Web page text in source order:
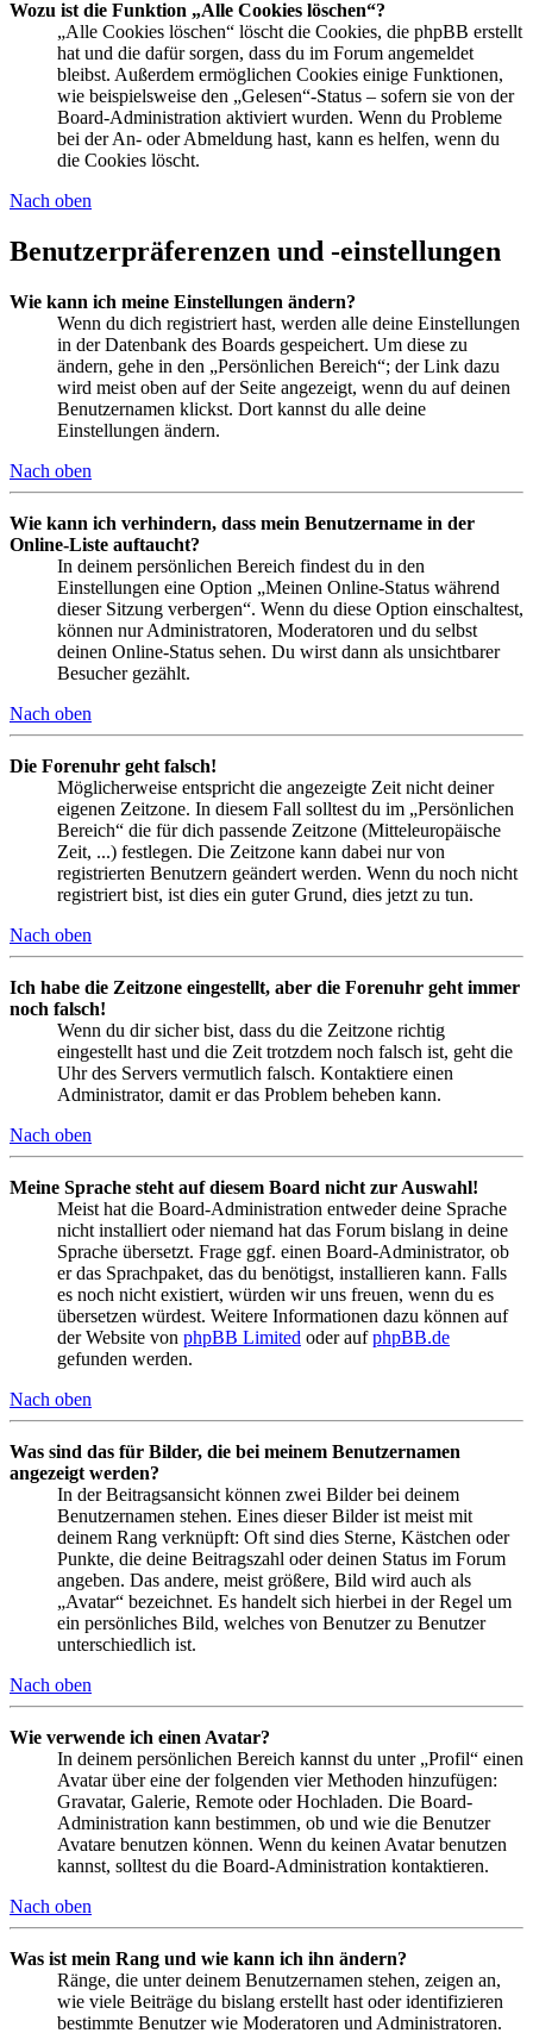
Wozu ist die Funktion „Alle Cookies löschen“?
„Alle Cookies löschen“ löscht die Cookies, die phpBB erstellt
hat und die dafür sorgen, dass du im Forum angemeldet
bleibst. Außerdem ermöglichen Cookies einige Funktionen,
wie beispielsweise den „Gelesen“-Status – sofern sie von der
Board-Administration aktiviert wurden. Wenn du Probleme
bei der An- oder Abmeldung hast, kann es helfen, wenn du
die Cookies löscht.
Nach oben
Benutzerpräferenzen und -einstellungen
Wie kann ich meine Einstellungen ändern?
Wenn du dich registriert hast, werden alle deine Einstellungen
in der Datenbank des Boards gespeichert. Um diese zu
ändern, gehe in den „Persönlichen Bereich“; der Link dazu
wird meist oben auf der Seite angezeigt, wenn du auf deinen
Benutzernamen klickst. Dort kannst du alle deine
Einstellungen ändern.
Nach oben
Wie kann ich verhindern, dass mein Benutzername in der
Online-Liste auftaucht?
In deinem persönlichen Bereich findest du in den
Einstellungen eine Option „Meinen Online-Status während
dieser Sitzung verbergen“. Wenn du diese Option einschaltest,
können nur Administratoren, Moderatoren und du selbst
deinen Online-Status sehen. Du wirst dann als unsichtbarer
Besucher gezählt.
Nach oben
Die Forenuhr geht falsch!
Möglicherweise entspricht die angezeigte Zeit nicht deiner
eigenen Zeitzone. In diesem Fall solltest du im „Persönlichen
Bereich“ die für dich passende Zeitzone (Mitteleuropäische
Zeit, ...) festlegen. Die Zeitzone kann dabei nur von
registrierten Benutzern geändert werden. Wenn du noch nicht
registriert bist, ist dies ein guter Grund, dies jetzt zu tun.
Nach oben
Ich habe die Zeitzone eingestellt, aber die Forenuhr geht immer
noch falsch!
Wenn du dir sicher bist, dass du die Zeitzone richtig
eingestellt hast und die Zeit trotzdem noch falsch ist, geht die
Uhr des Servers vermutlich falsch. Kontaktiere einen
Administrator, damit er das Problem beheben kann.
Nach oben
Meine Sprache steht auf diesem Board nicht zur Auswahl!
Meist hat die Board-Administration entweder deine Sprache
nicht installiert oder niemand hat das Forum bislang in deine
Sprache übersetzt. Frage ggf. einen Board-Administrator, ob
er das Sprachpaket, das du benötigst, installieren kann. Falls
es noch nicht existiert, würden wir uns freuen, wenn du es
übersetzen würdest. Weitere Informationen dazu können auf
der Website von phpBB Limited oder aufphpBB.de
gefunden werden.
Nach oben
Was sind das für Bilder, die bei meinem Benutzernamen
angezeigt werden?
In der Beitragsansicht können zwei Bilder bei deinem
Benutzernamen stehen. Eines dieser Bilder ist meist mit
deinem Rang verknüpft: Oft sind dies Sterne, Kästchen oder
Punkte, die deine Beitragszahl oder deinen Status im Forum
angeben. Das andere, meist größere, Bild wird auch als
„Avatar“ bezeichnet. Es handelt sich hierbei in der Regel um
ein persönliches Bild, welches von Benutzer zu Benutzer
unterschiedlich ist.
Nach oben
Wie verwende ich einen Avatar?
In deinem persönlichen Bereich kannst du unter „Profil“ einen
Avatar über eine der folgenden vier Methoden hinzufügen:
Gravatar, Galerie, Remote oder Hochladen. Die Board-
Administration kann bestimmen, ob und wie die Benutzer
Avatare benutzen können. Wenn du keinen Avatar benutzen
kannst, solltest du die Board-Administration kontaktieren.
Nach oben
Was ist mein Rang und wie kann ich ihn ändern?
Ränge, die unter deinem Benutzernamen stehen, zeigen an,
wie viele Beiträge du bislang erstellt hast oder identifizieren
bestimmte Benutzer wie Moderatoren und Administratoren.